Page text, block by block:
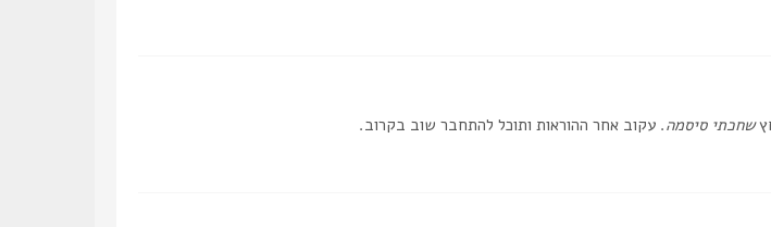
שחכתי סיסמה. עקוב אחר ההוראות ותוכל להתחבר שוב בקרוב.